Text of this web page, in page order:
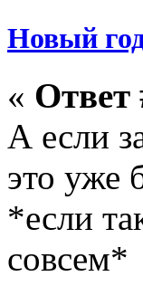
Новый
« Ответ
А если
это уже
*если
совсем*